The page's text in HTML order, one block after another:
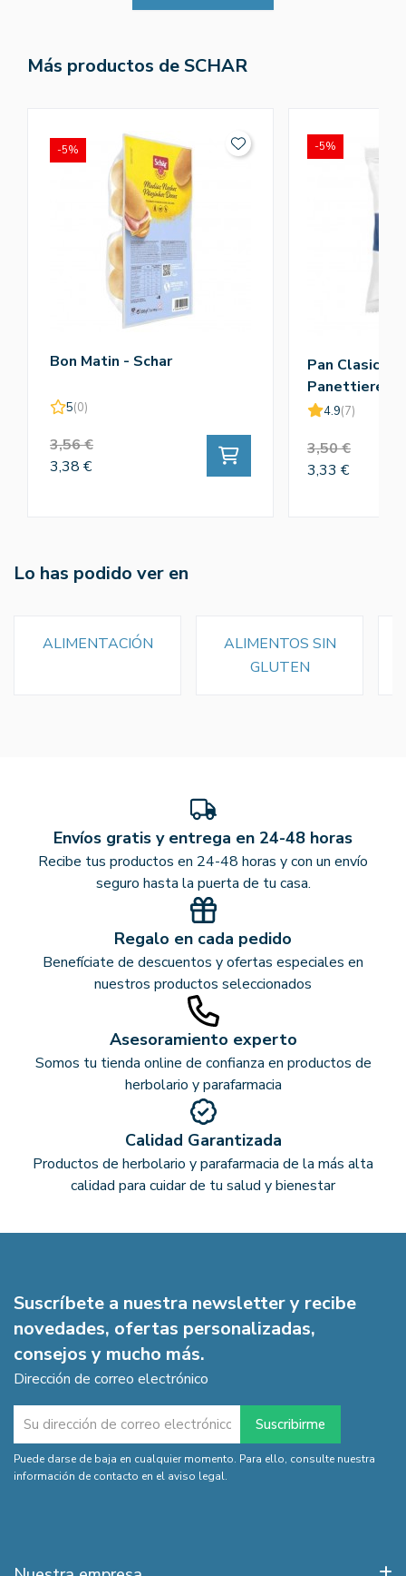
Más productos de SCHAR
Bon Matin - Schar
5(0)
3,56 €
3,38 €
-5%
Pan Clasico
Panettiere
4.9(7)
3,50 €
3,33 €
-5%
Lo has podido ver en
ALIMENTACIÓN
ALIMENTOS SIN
GLUTEN
Envíos gratis y entrega en 24-48 horas
Recibe tus productos en 24-48 horas y con un envío
seguro hasta la puerta de tu casa.
Regalo en cada pedido
Benefíciate de descuentos y ofertas especiales en
nuestros productos seleccionados
Asesoramiento experto
Somos tu tienda online de confianza en productos de
herbolario y parafarmacia
Calidad Garantizada
Productos de herbolario y parafarmacia de la más alta
calidad para cuidar de tu salud y bienestar
Suscríbete a nuestra newsletter y recibe
novedades, ofertas personalizadas,
consejos y mucho más.
Dirección de correo electrónico
Puede darse de baja en cualquier momento. Para ello, consulte nuestra
información de contacto en el aviso legal.